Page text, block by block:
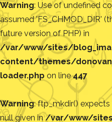
Warning: Use of undefined
assumed 'FS_CHMOD_DIR'
future version of PHP) in
/var/www/sites/
content/themes/
loader.php on line447
Warning: ftp_mkdir()
null given in/var/www/